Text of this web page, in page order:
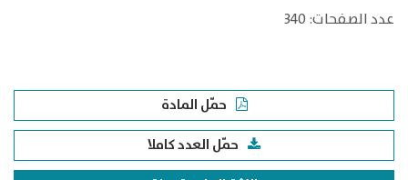
عدد الصفحات: 340
حمّل المادة
حمّل العدد كاملا